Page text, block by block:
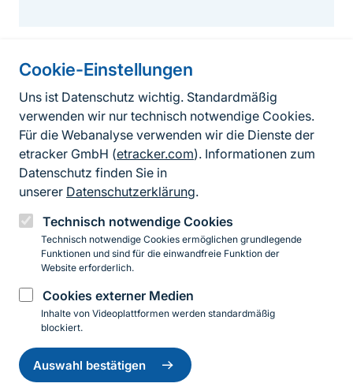
Cookie-Einstellungen
Uns ist Datenschutz wichtig. Standardmäßig
verwenden wir nur technisch notwendige Cookies.
Für die Webanalyse verwenden wir die Dienste der
etracker GmbH (etracker.com). Informationen zum
Datenschutz finden Sie in
unserer Datenschutzerklärung.
Technisch notwendige Cookies
Technisch notwendige Cookies ermöglichen grundlegende
Funktionen und sind für die einwandfreie Funktion der
Website erforderlich.
Cookies externer Medien
Inhalte von Videoplattformen werden standardmäßig
blockiert.
Auswahl bestätigen
Einwilligung
zurückziehen
Informationen zur Seite
FußzeileKontakt zum BfN
Kontaktformular
Erklärung zur Barrierefreiheit
Impressum
Datenschutz
InstagramFacebookYouTubeLinkedIn
© 2026 Bundesamt für Naturschutz